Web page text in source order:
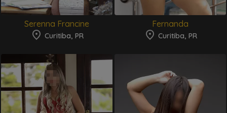
Serenna Francine
Curitiba, PR
Fernanda
Curitiba, PR